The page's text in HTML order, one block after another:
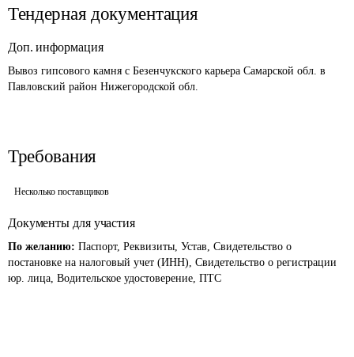
Тендерная документация
Доп. информация
Вывоз гипсового камня с Безенчукского карьера Самарской обл. в
Павловский район Нижегородской обл.
Требования
Несколько поставщиков
Документы для участия
По желанию: Паспорт, Реквизиты, Устав, Свидетельство о
постановке на налоговый учет (ИНН), Свидетельство о регистрации
юр. лица, Водительское удостоверение, ПТС